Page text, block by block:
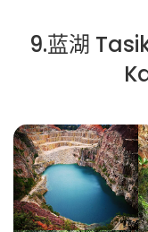
9.蓝湖